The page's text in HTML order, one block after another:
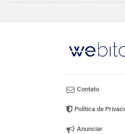
Contato
Política de
Anunciar